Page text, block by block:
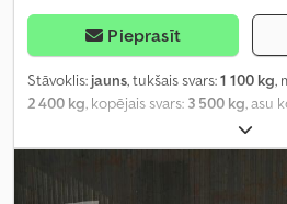
Pieprasīt
Stāvoklis: jauns, tukšais svars:1 100 kg,
2 400 kg, kopējais svars: 3 500 kg, asu
,
mm, iekraušanas telpas augstums:300
, Aprīkojums: